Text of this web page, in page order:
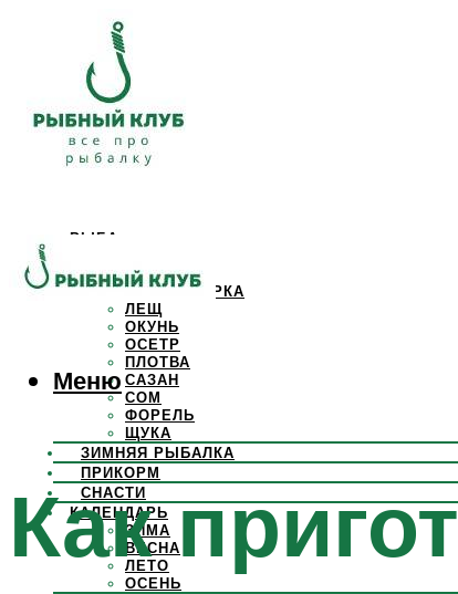
РЫБА
КАРП
КРАСНОПЕРКА
ЛЕЩ
ОКУНЬ
ОСЕТР
ПЛОТВА
САЗАН
СОМ
ФОРЕЛЬ
ЩУКА
ЗИМНЯЯ РЫБАЛКА
ПРИКОРМ
СНАСТИ
КАЛЕНДАРЬ
ЗИМА
ВЕСНА
ЛЕТО
ОСЕНЬ
Меню
Как